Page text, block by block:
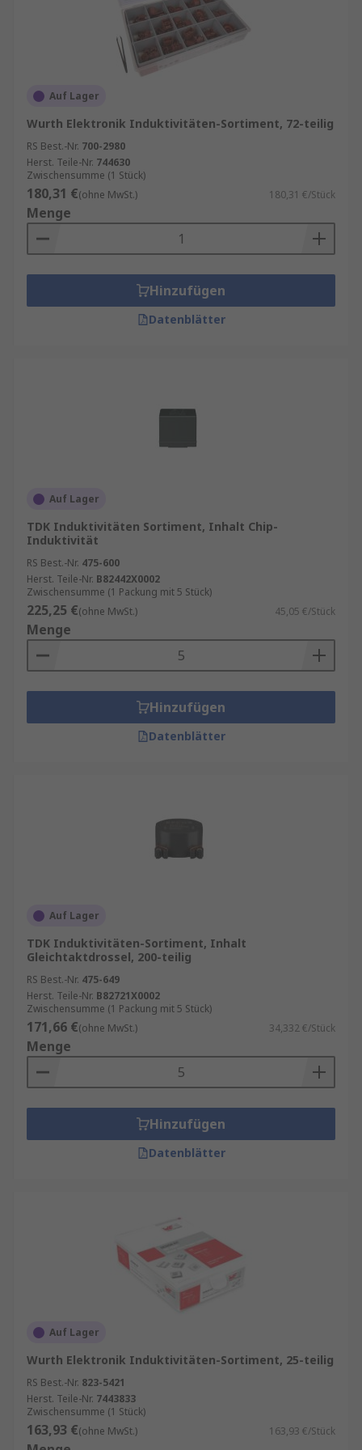
allgemeinen Stromkreisschutz.
Auf Lager
Wurth Elektronik Induktivitäten-Sortiment, 72-teilig
RS Best.-Nr. 700-2980
Herst. Teile-Nr. 744630
Zwischensumme (1 Stück)
180,31 €(ohne MwSt.) 180,31 €/Stück
Menge
Hinzufügen
Datenblätter
Auf Lager
TDK Induktivitäten Sortiment, Inhalt Chip-
Induktivität
RS Best.-Nr. 475-600
Herst. Teile-Nr. B82442X0002
Zwischensumme (1 Packung mit 5 Stück)
225,25 €(ohne MwSt.) 45,05 €/Stück
Menge
Hinzufügen
Datenblätter
Auf Lager
TDK Induktivitäten-Sortiment, Inhalt
Gleichtaktdrossel, 200-teilig
RS Best.-Nr. 475-649
Herst. Teile-Nr. B82721X0002
Zwischensumme (1 Packung mit 5 Stück)
171,66 €(ohne MwSt.) 34,332 €/Stück
Menge
Hinzufügen
Datenblätter
Auf Lager
Wurth Elektronik Induktivitäten-Sortiment, 25-teilig
RS Best.-Nr. 823-5421
Herst. Teile-Nr. 7443833
Zwischensumme (1 Stück)
163,93 €(ohne MwSt.) 163,93 €/Stück